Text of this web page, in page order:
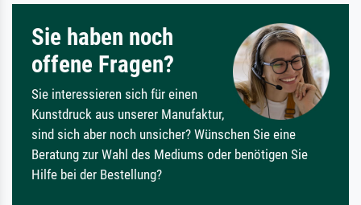
Sie haben noch
offene Fragen?
Sie interessieren sich für einen
Kunstdruck aus unserer Manufaktur,
sind sich aber noch unsicher? Wünschen Sie eine
Beratung zur Wahl des Mediums oder benötigen Sie
Hilfe bei der Bestellung?